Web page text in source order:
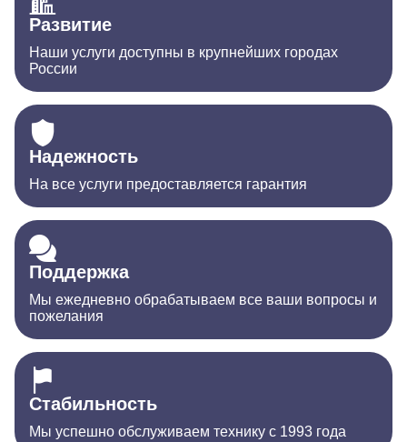
Развитие
Наши услуги доступны в крупнейших городах
России
Надежность
На все услуги предоставляется гарантия
Поддержка
Мы ежедневно обрабатываем все ваши вопросы и
пожелания
Стабильность
Мы успешно обслуживаем технику с 1993 года